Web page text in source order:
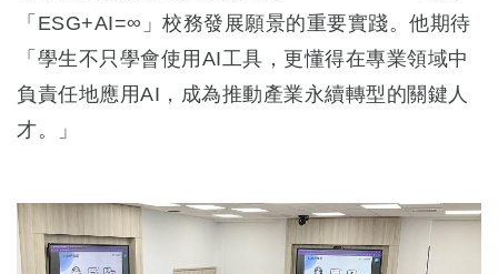
「ESG+AI=∞」校務發展願景的重要實踐。他期待
「學生不只學會使用AI工具，更懂得在專業領域中
負責任地應用AI，成為推動產業永續轉型的關鍵人
才。」